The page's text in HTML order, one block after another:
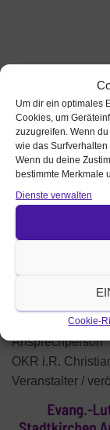
Um dir ein optimales
Cookies, um
zuzugreifen. Wenn
wie das
Wenn du deine
bestimmte Merkmale
Dienste verwalten
Cookie-
Pfarramt St.
Ausführliche
Im Anschluss an
auf dem
Gottesdienste
Ansprechperson
OKR i.R.
Veranstalter /